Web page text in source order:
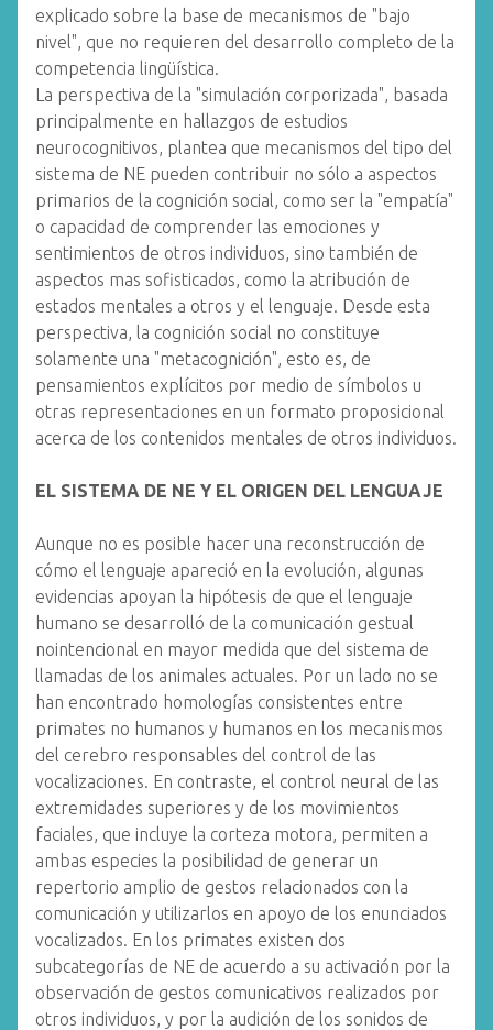
explicado sobre la base de mecanismos de "bajo
nivel", que no requieren del desarrollo completo de la
competencia lingüística.
La perspectiva de la "simulación corporizada", basada
principalmente en hallazgos de estudios
neurocognitivos, plantea que mecanismos del tipo del
sistema de NE pueden contribuir no sólo a aspectos
primarios de la cognición social, como ser la "empatía"
o capacidad de comprender las emociones y
sentimientos de otros individuos, sino también de
aspectos mas sofisticados, como la atribución de
estados mentales a otros y el lenguaje. Desde esta
perspectiva, la cognición social no constituye
solamente una "metacognición", esto es, de
pensamientos explícitos por medio de símbolos u
otras representaciones en un formato proposicional
acerca de los contenidos mentales de otros individuos.
EL SISTEMA DE NE Y EL ORIGEN DEL LENGUAJE
Aunque no es posible hacer una reconstrucción de
cómo el lenguaje apareció en la evolución, algunas
evidencias apoyan la hipótesis de que el lenguaje
humano se desarrolló de la comunicación gestual
nointencional en mayor medida que del sistema de
llamadas de los animales actuales. Por un lado no se
han encontrado homologías consistentes entre
primates no humanos y humanos en los mecanismos
del cerebro responsables del control de las
vocalizaciones. En contraste, el control neural de las
extremidades superiores y de los movimientos
faciales, que incluye la corteza motora, permiten a
ambas especies la posibilidad de generar un
repertorio amplio de gestos relacionados con la
comunicación y utilizarlos en apoyo de los enunciados
vocalizados. En los primates existen dos
subcategorías de NE de acuerdo a su activación por la
observación de gestos comunicativos realizados por
otros individuos, y por la audición de los sonidos de